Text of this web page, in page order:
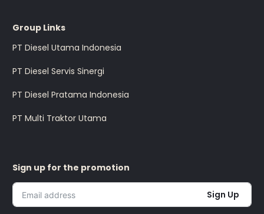
Group Links
PT Diesel Utama Indonesia
PT Diesel Servis Sinergi
PT Diesel Pratama Indonesia
PT Multi Traktor Utama
Sign up for the promotion
Sign Up